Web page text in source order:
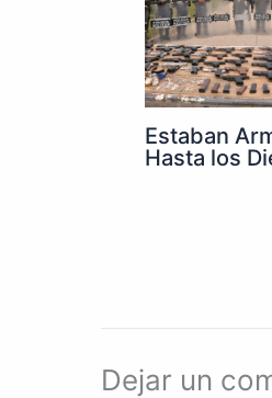
Estaban
Hasta los
Dejar un